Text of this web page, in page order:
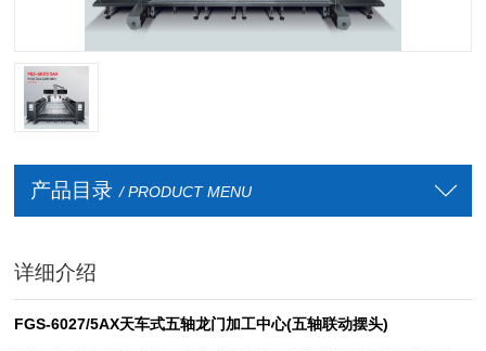
产品目录 / PRODUCT MENU
详细介绍
FGS-6027/5AX天车式五轴龙门加工中心(五轴联动摆头)